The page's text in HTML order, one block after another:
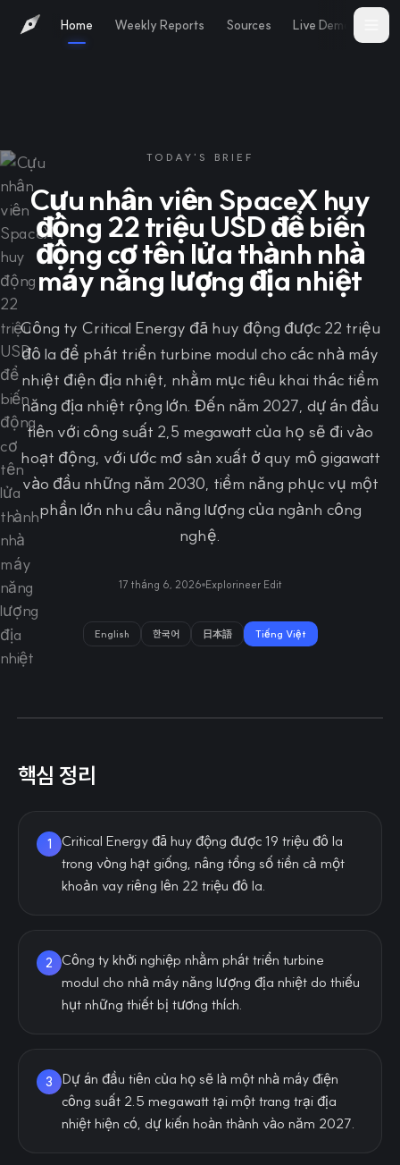
Home Weekly Reports Sources Live Demo
TODAY'S BRIEF
Cựu nhân viên SpaceX huy
động 22 triệu USD để biến
động cơ tên lửa thành nhà
máy năng lượng địa nhiệt
Công ty Critical Energy đã huy động được 22 triệu
đô la để phát triển turbine modul cho các nhà máy
nhiệt điện địa nhiệt, nhằm mục tiêu khai thác tiềm
năng địa nhiệt rộng lớn. Đến năm 2027, dự án đầu
tiên với công suất 2,5 megawatt của họ sẽ đi vào
hoạt động, với ước mơ sản xuất ở quy mô gigawatt
vào đầu những năm 2030, tiềm năng phục vụ một
phần lớn nhu cầu năng lượng của ngành công
nghệ.
17 tháng 6, 2026 Explorineer Edit
English 한국어 日本語 Tiếng Việt
핵심 정리
1
Critical Energy đã huy động được 19 triệu đô la
trong vòng hạt giống, nâng tổng số tiền cả một
khoản vay riêng lên 22 triệu đô la.
2
Công ty khởi nghiệp nhằm phát triển turbine
modul cho nhà máy năng lượng địa nhiệt do thiếu
hụt những thiết bị tương thích.
3
Dự án đầu tiên của họ sẽ là một nhà máy điện
công suất 2.5 megawatt tại một trang trại địa
nhiệt hiện có, dự kiến hoàn thành vào năm 2027.